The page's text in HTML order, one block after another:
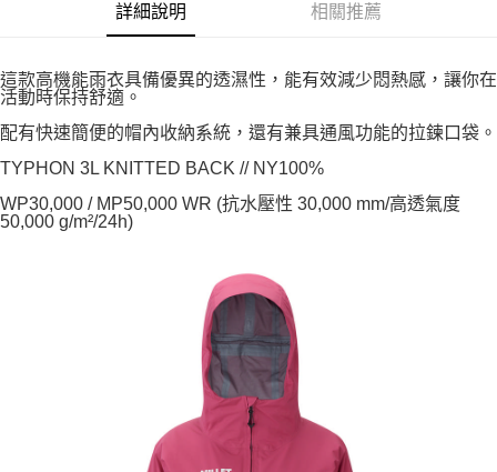
詳細說明 相關推薦
這款高機能雨衣具備優異的透濕性，能有效減少悶熱感，讓你在
活動時保持舒適。
配有快速簡便的帽內收納系統，還有兼具通風功能的拉鍊口袋。
TYPHON 3L KNITTED BACK // NY100%
WP30,000 / MP50,000 WR (抗水壓性 30,000 mm/高透氣度
50,000 g/m²/24h)